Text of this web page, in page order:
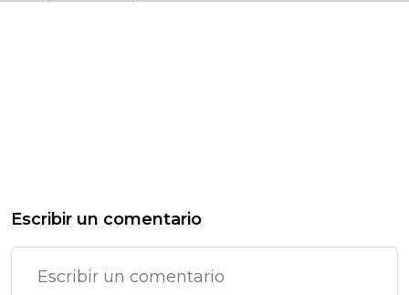
Escribir un comentario